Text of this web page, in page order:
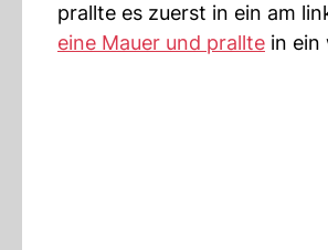
prallte es zuerst in ein am
eine Mauer und prallte in ein